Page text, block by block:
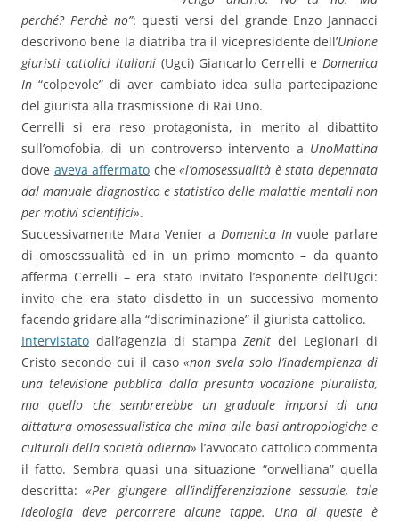
perché? Perchè no”: questi versi del grande Enzo Jannacci
descrivono bene la diatriba tra il vicepresidente dell’Unione
giuristi cattolici italiani(Ugci) Giancarlo Cerrelli eDomenica
In “colpevole” di aver cambiato idea sulla partecipazione
del giurista alla trasmissione di Rai Uno.
Cerrelli si era reso protagonista, in merito al dibattito
sull’omofobia, di un controverso intervento a UnoMattina
dove aveva affermato che«l’omosessualità è stata depennata
dal manuale diagnostico e statistico delle malattie mentali non
per motivi scientifici».
Successivamente Mara Venier a Domenica Invuole parlare
di omosessualità ed in un primo momento – da quanto
afferma Cerrelli – era stato invitato l’esponente dell’Ugci:
invito che era stato disdetto in un successivo momento
facendo gridare alla “discriminazione” il giurista cattolico.
Intervistato dall’agenzia di stampaZenit dei Legionari di
Cristo secondo cui il caso«non svela solo l’inadempienza di
una televisione pubblica dalla presunta vocazione pluralista,
ma quello che sembrerebbe un graduale imporsi di una
dittatura omosessualistica che mina alle basi antropologiche e
culturali della società odierna» l’avvocato cattolico commenta
il fatto. Sembra quasi una situazione “orwelliana” quella
descritta:«Per giungere all’indifferenziazione sessuale, tale
ideologia deve percorrere alcune tappe. Una di queste è